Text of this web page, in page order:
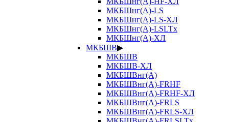
МКБШнг(А)-LS
МКБШнг(А)-LS-ХЛ
МКБШнг(А)-LSLTx
МКБШнг(А)-ХЛ
МКБШВ▶
МКБШВ
МКБШВ-ХЛ
МКБШВнг(А)
МКБШВнг(А)-FRHF
МКБШВнг(А)-FRHF-ХЛ
МКБШВнг(А)-FRLS
МКБШВнг(А)-FRLS-ХЛ